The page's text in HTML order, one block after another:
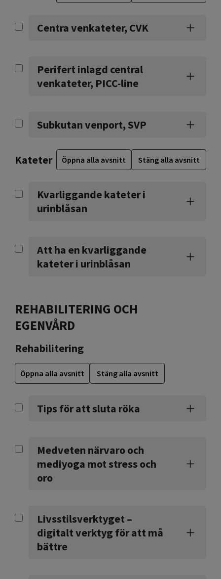
Centra venkateter, CVK
Perifert inlagd central
venkateter, PICC-line
Subkutan venport, SVP
Kateter Öppna alla avsnitt Stäng alla avsnitt
Kvarliggande kateter i
urinblåsan
Att ha en kvarliggande
kateter i urinblåsan
REHABILITERING OCH
EGENVÅRD
Rehabilitering
Öppna alla avsnitt Stäng alla avsnitt
Tips för att sluta röka
Medveten närvaro och
mediyoga mot stress och
oro
Livsstilsverktyget –
digitalt verktyg för att må
bättre